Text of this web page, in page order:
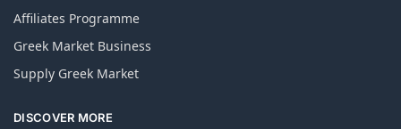
Affiliates Programme
Greek Market Business
Supply Greek Market
DISCOVER MORE